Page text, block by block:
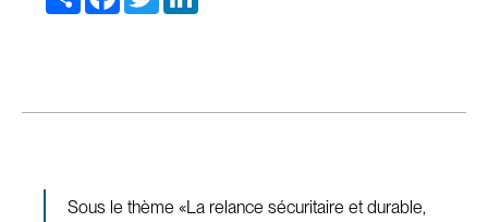
Sous le thème «La relance sécuritaire et durable,